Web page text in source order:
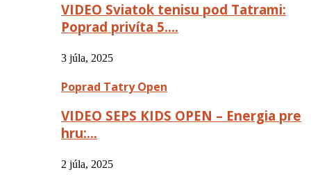
VIDEO Sviatok tenisu pod Tatrami:
Poprad privíta 5….
3 júla, 2025
Poprad Tatry Open
VIDEO SEPS KIDS OPEN – Energia pre
hru:…
2 júla, 2025